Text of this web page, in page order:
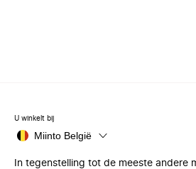
U winkelt bij
Miinto België
In tegenstelling tot de meeste andere